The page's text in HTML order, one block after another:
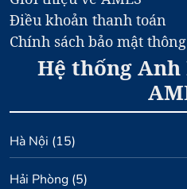
Điều khoản thanh toán
Chính sách bảo mật
Hệ thống Anh
Hà Nội (15)
Hải Phòng (5)